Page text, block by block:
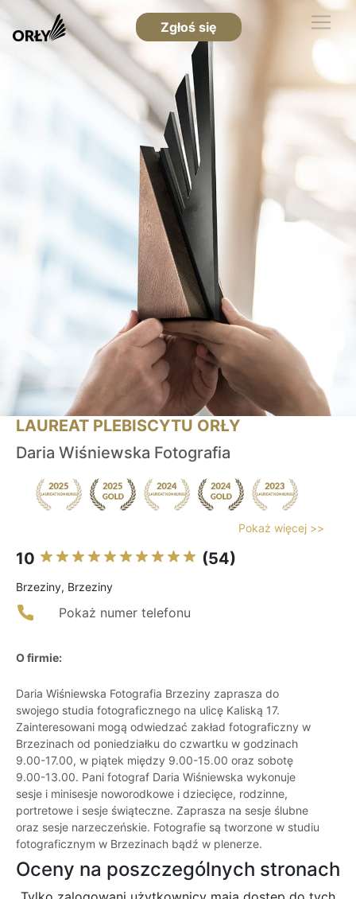
Zgłoś się
LAUREAT PLEBISCYTU ORŁY
Daria Wiśniewska Fotografia
Pokaż więcej >>
10 (54)
Brzeziny, Brzeziny
Pokaż numer telefonu
O firmie:
Daria Wiśniewska Fotografia Brzeziny zaprasza do
swojego studia fotograficznego na ulicę Kaliską 17.
Zainteresowani mogą odwiedzać zakład fotograficzny w
Brzezinach od poniedziałku do czwartku w godzinach
9.00-17.00, w piątek między 9.00-15.00 oraz sobotę
9.00-13.00. Pani fotograf Daria Wiśniewska wykonuje
sesje i minisesje noworodkowe i dziecięce, rodzinne,
portretowe i sesje świąteczne. Zaprasza na sesje ślubne
oraz sesje narzeczeńskie. Fotografie są tworzone w studiu
fotograficznym w Brzezinach bądź w plenerze.
Oceny na poszczególnych stronach